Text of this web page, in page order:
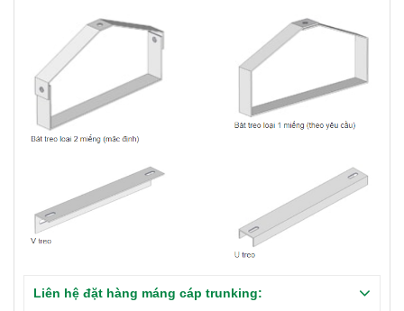
Liên hệ đặt hàng máng cáp trunking: